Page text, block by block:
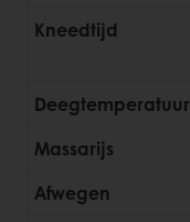
Kneedtijd
Deegtemperatuur
Massarijs
Afwegen